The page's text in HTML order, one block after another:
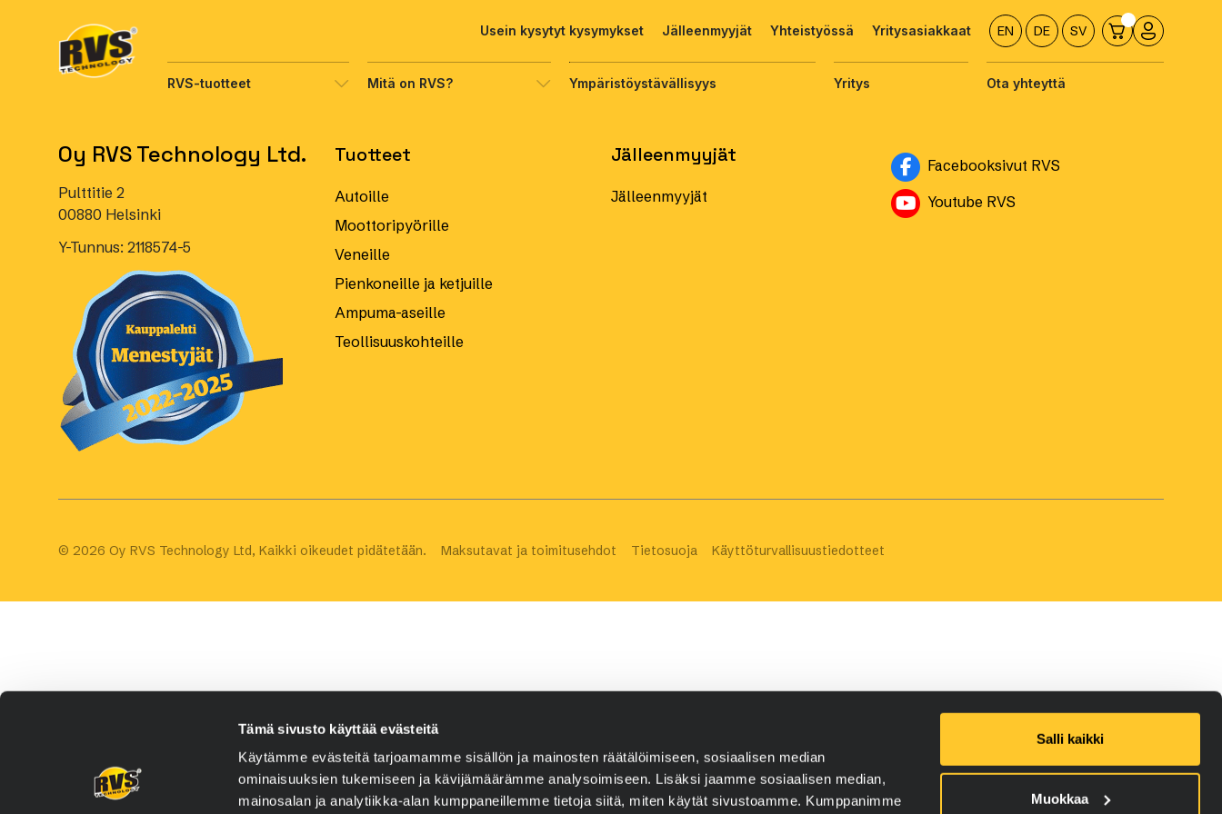
Tämä sivusto käyttää evästeitä
Käytämme evästeitä tarjoamamme sisällön ja mainosten räätälöimiseen, sosiaalisen median
ominaisuuksien tukemiseen ja kävijämäärämme analysoimiseen. Lisäksi jaamme sosiaalisen median,
mainosalan ja analytiikka-alan kumppaneillemme tietoja siitä, miten käytät sivustoamme. Kumppanimme
Salli kaikki
Muokkaa
Usein kysytyt kysymykset Jälleenmyyjät Yhteistyössä Yritysasiakkaat EN DE SV
RVS-tuotteet Mitä on RVS? Ympäristöystävällisyys Yritys Ota yhteyttä
Oy RVS Technology Ltd.
Pulttitie 2
00880 Helsinki
Y-Tunnus: 2118574-5
Tuotteet
Autoille
Moottoripyörille
Veneille
Pienkoneille ja ketjuille
Ampuma-aseille
Teollisuuskohteille
Jälleenmyyjät
Jälleenmyyjät
Facebooksivut RVS
Youtube RVS
© 2026 Oy RVS Technology Ltd, Kaikki oikeudet pidätetään. Maksutavat ja toimitusehdot Tietosuoja Käyttöturvallisuustiedotteet